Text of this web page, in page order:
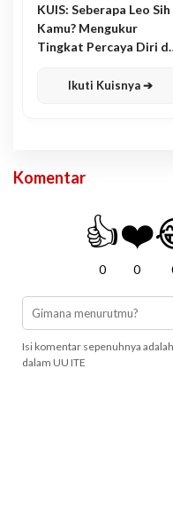
KUIS: Seberapa Leo Sih
Kamu? Mengukur
Tingkat Percaya Diri
Ikuti Kuisnya ➔
Komentar
👍
0
❤️
0
Isi komentar sepenuhnya
dalam UU ITE